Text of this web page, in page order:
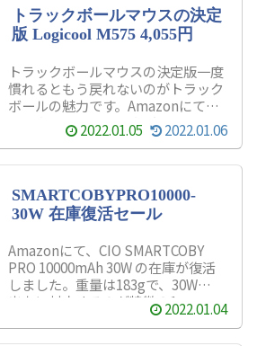
付けのカードリーダーを持っていな
い初心者でも安心して購入すること
ができます。
トラックボールマウスの決定
版 Logicool M575 4,055円
トラックボールマウスの決定版一度
慣れるともう戻れないのがトラック
ボールの魅力です。Amazonにて、
ロジクールのトラックボールM575
オフホワイトが激安で販売中です。
はじめてトラックボールマウスを使
ファイトをおすすめしている理由が
これです。
2022.01.05 2022.01.06
SMARTCOBYPRO10000-
30W 在庫復活セール
Amazonにて、CIO ‎SMARTCOBY
PRO 10000mAh 30W の在庫が復活
しました。重量は183gで、30W高
出力に対応するのが特徴の1つ。コ
ンパクトで高出力のため、利用範囲
が広くつかえます。10000mAhクラ
2022.01.04